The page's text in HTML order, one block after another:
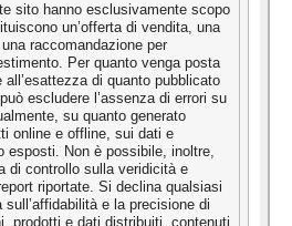
sito hanno esclusivamente scopo
un’offerta di vendita, una
raccomandazione per
Per quanto venga posta
all’esattezza di quanto pubblicato
escludere l’assenza di errori su
su quanto generato
online e offline, sui dati e
esposti. Non è possibile, inoltre,
di controllo sulla veridicità e
riportate. Si declina qualsiasi
e la precisione di
prodotti e dati distribuiti, contenuti